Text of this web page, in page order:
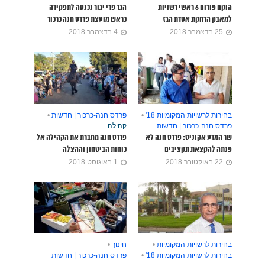
הוקם פורום 6 ראשי רשויות
למאבק הרחקת אסדת הגז
25 בדצמבר 2018
הגר פרי יגור נכנסה לתפקידה
כראש מועצת פרדס חנה כרכור
4 בדצמבר 2018
בחירות לרשויות המקומיות 18'
•
פרדס חנה-כרכור | חדשות
שר המדע אקוניס: פרדס חנה לא
פנתה להקצאת תקציבים
22 באוקטובר 2018
פרדס חנה-כרכור | חדשות •
קהילה
פרדס חנה מחברת את הקהילה אל
כוחות הביטחון וההצלה
1 באוגוסט 2018
בחירות לרשויות המקומיות •
בחירות לרשויות המקומיות 18'
•
חינוך •
פרדס חנה-כרכור | חדשות